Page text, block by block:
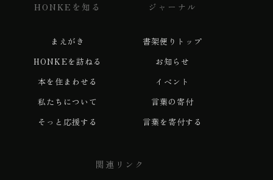
HONKEを知る
まえがき
HONKEを訪ねる
本を住まわせる
私たちについて
そっと応援する
ジャーナル
書架便りトップ
お知らせ
イベント
言葉の寄付
言葉を寄付する
関連リンク